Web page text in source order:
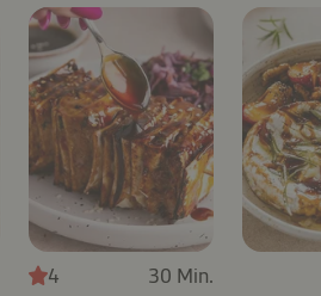
4 30 Min.